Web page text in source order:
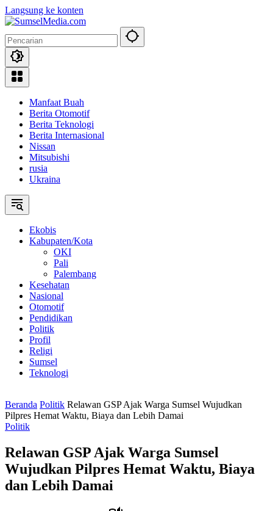
Langsung ke konten
Manfaat Buah
Berita Otomotif
Berita Teknologi
Berita Internasional
Nissan
Mitsubishi
rusia
Ukraina
Ekobis
Kabupaten/Kota
OKI
Pali
Palembang
Kesehatan
Nasional
Otomotif
Pendidikan
Politik
Profil
Religi
Sumsel
Teknologi
Beranda Politik Relawan GSP Ajak Warga Sumsel Wujudkan
Pilpres Hemat Waktu, Biaya dan Lebih Damai
Politik
Relawan GSP Ajak Warga Sumsel
Wujudkan Pilpres Hemat Waktu, Biaya
dan Lebih Damai